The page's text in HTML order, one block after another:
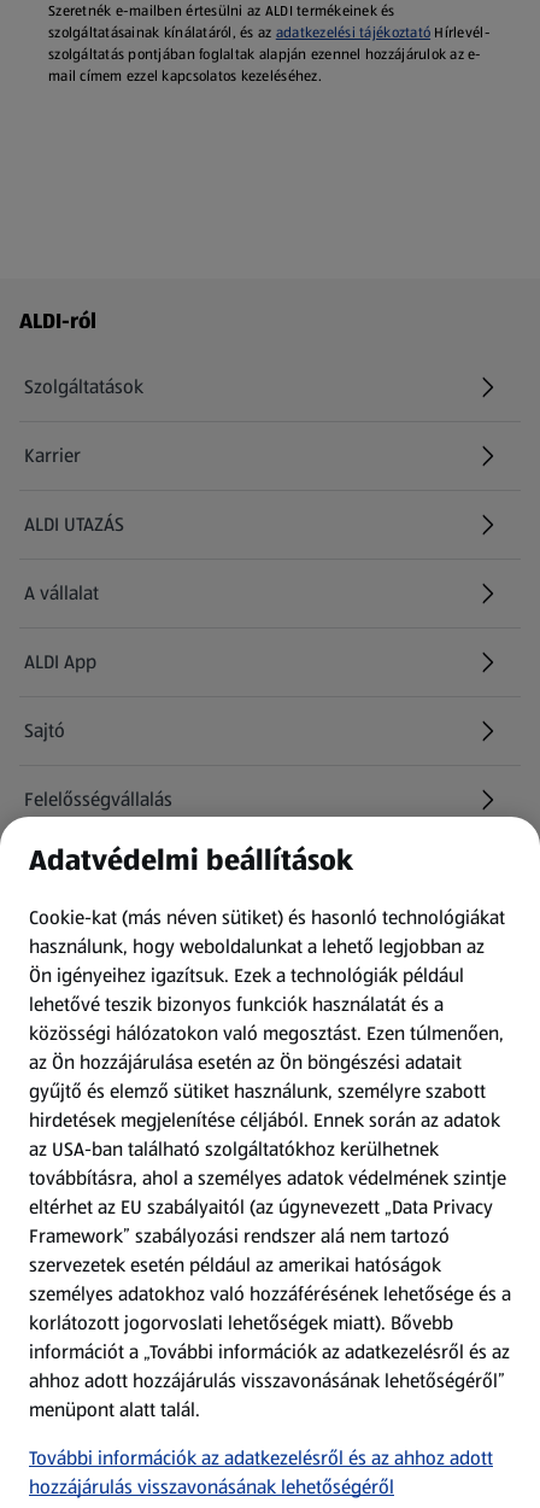
Szeretnék e-mailben értesülni az ALDI termékeinek és
szolgáltatásainak kínálatáról, és az adatkezelési tájékoztató Hírlevél-
szolgáltatás pontjában foglaltak alapján ezennel hozzájárulok az e-
mail címem ezzel kapcsolatos kezeléséhez.
Láblécmenü - további linkek
ALDI-ról
Szolgáltatások
Karrier
(új oldalon nyílik meg)
ALDI UTAZÁS
(új oldalon nyílik meg)
A vállalat
ALDI App
Sajtó
Felelősségvállalás
Információk
Kérdőív
Fizetési lehetőségek
ALDI utalványok
Árcsökkentés
Adattörlő alkalmazás
Szervizpont
(új oldalon nyílik meg)
Fedezz fel minket az interneten!
Töltsd le az ALDI Magyarország applikációt!
Adatvédelmi beállítások
Cookie-kat (más néven sütiket) és hasonló technológiákat
használunk, hogy weboldalunkat a lehető legjobban az
Ön igényeihez igazítsuk. Ezek a technológiák például
lehetővé teszik bizonyos funkciók használatát és a
közösségi hálózatokon való megosztást. Ezen túlmenően,
az Ön hozzájárulása esetén az Ön böngészési adatait
gyűjtő és elemző sütiket használunk, személyre szabott
hirdetések megjelenítése céljából. Ennek során az adatok
az USA-ban található szolgáltatókhoz kerülhetnek
továbbításra, ahol a személyes adatok védelmének szintje
eltérhet az EU szabályaitól (az úgynevezett „Data Privacy
Framework” szabályozási rendszer alá nem tartozó
szervezetek esetén például az amerikai hatóságok
személyes adatokhoz való hozzáférésének lehetősége és a
korlátozott jogorvoslati lehetőségek miatt). Bővebb
információt a „További információk az adatkezelésről és az
ahhoz adott hozzájárulás visszavonásának lehetőségéről”
menüpont alatt talál.
További információk az adatkezelésről és az ahhoz adott
hozzájárulás visszavonásának lehetőségéről